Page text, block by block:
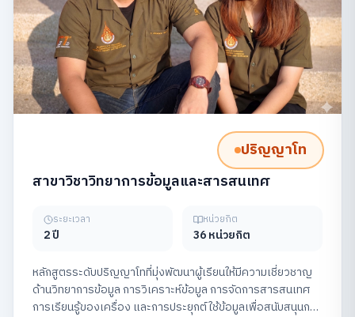
ปริญญาโท
สาขาวิชาวิทยาการข้อมูลและสารสนเทศ
ระยะเวลา
2 ปี
หน่วยกิต
36 หน่วยกิต
หลักสูตรระดับปริญญาโทที่มุ่งพัฒนาผู้เรียนให้มีความเชี่ยวชาญ
ด้านวิทยาการข้อมูล การวิเคราะห์ข้อมูล การจัดการสารสนเทศ
การเรียนรู้ของเครื่อง และการประยุกต์ใช้ข้อมูลเพื่อสนับสนุนการ